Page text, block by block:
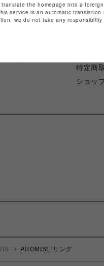
特定商
ショッ
PROMISE リング
translate the homepage into a
service is an automatic
we do not take any